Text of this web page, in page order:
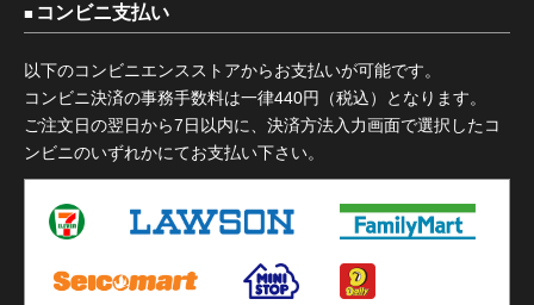
コンビニ支払い
以下のコンビニエンスストアからお支払いが可能です。
コンビニ決済の事務手数料は一律440円（税込）となります。
ご注文日の翌日から7日以内に、決済方法入力画面で選択したコ
ンビニのいずれかにてお支払い下さい。